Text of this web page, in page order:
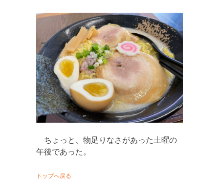
ちょっと、物足りなさがあった土曜の
午後であった。
トップへ戻る